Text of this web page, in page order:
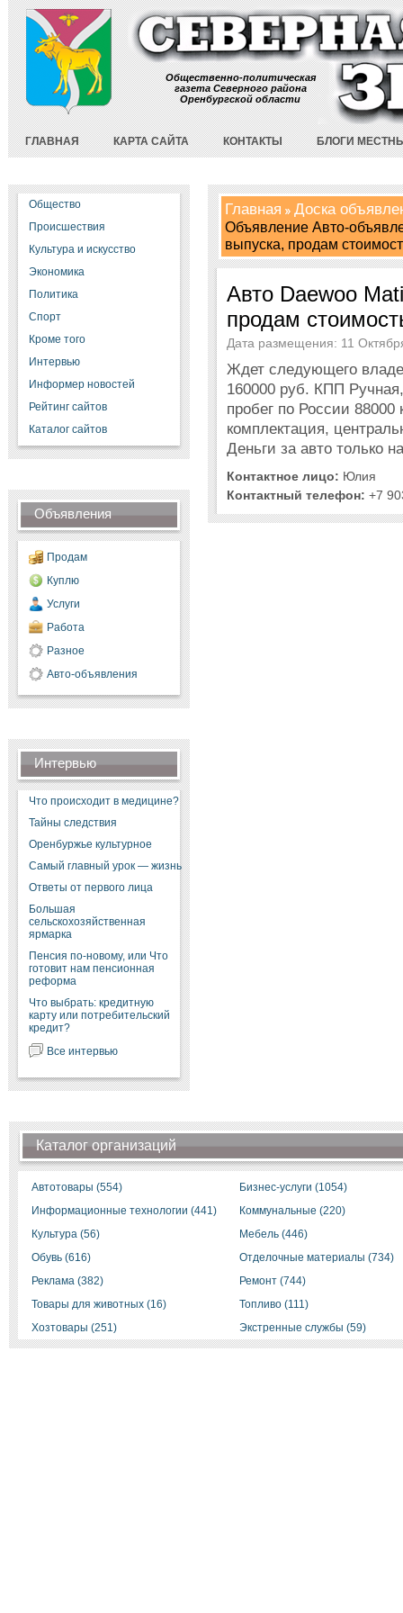
Общественно-политическая
газета Северного района
Оренбургской области
ГЛАВНАЯ КАРТА САЙТА КОНТАКТЫ БЛОГИ
Общество
Происшествия
Культура и искусство
Экономика
Политика
Спорт
Кроме того
Интервью
Информер новостей
Рейтинг сайтов
Каталог сайтов
Объявления
Продам
Куплю
Услуги
Работа
Разное
Авто-объявления
Интервью
Что происходит в медицине?
Тайны следствия
Оренбуржье культурное
Самый главный урок — жизнь
Ответы от первого лица
Большая
сельскохозяйственная
ярмарка
Пенсия по-новому, или Что
готовит нам пенсионная
реформа
Что выбрать: кредитную
карту или потребительский
кредит?
Все интервью
Главная Доска
Объявление Авто-
выпуска, продам
Авто Daewoo
продам
Дата размещения: 11
Ждет следующего
160000 руб. КПП
пробег по России
комплектация,
Деньги за авто только
Контактное лицо: Юлия
Контактный телефон: +7
Каталог организаций
Автотовары (554)
Бизнес-услуги (1054)
Информационные технологии (441)
Коммунальные (220)
Культура (56)
Мебель (446)
Обувь (616)
Отделочные материалы (734)
Реклама (382)
Ремонт (744)
Товары для животных (16)
Топливо (111)
Хозтовары (251)
Экстренные службы (59)